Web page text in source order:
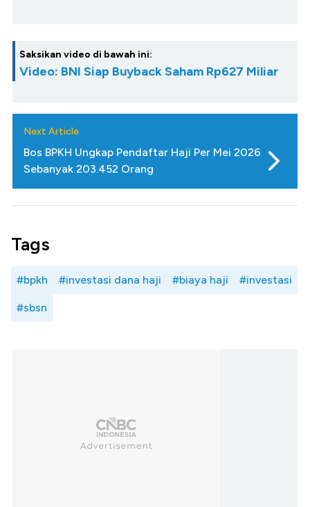
Saksikan video di bawah ini:
Video: BNI Siap Buyback Saham Rp627 Miliar
Next Article
Bos BPKH Ungkap Pendaftar Haji Per Mei 2026
Sebanyak 203.452 Orang
Tags
#bpkh #investasi dana haji #biaya haji #investasi
#sbsn